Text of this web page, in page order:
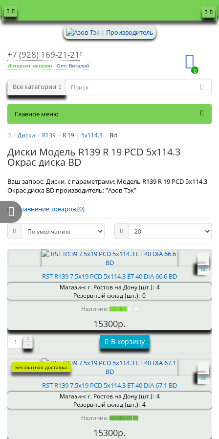
+7 (928) 169-21-21
Интернет магазин Опт: Виталий
0
Все категории
Главное меню
Диски R139 R 19 5x114.3 Bd
Диски Модель R139 R 19 PCD 5x114.3
Окрас диска BD
Ваш запрос: Диски, с параметрами: Модель R139 R 19 PCD 5x114.3
Окрас диска BD производитель: "Азов-Тэк"
Сравнение товаров (0)
RST R139 7.5x19 PCD 5x114.3 ET 40 DIA 66.6 BD
Магазин: г. Ростов на Дону (шт.): 4
Резервный склад (шт.): 0
Наличие:
15300р.
В корзину
Бесплатная доставка
RST R139 7.5x19 PCD 5x114.3 ET 40 DIA 67.1 BD
Магазин: г. Ростов на Дону (шт.): 4
Резервный склад (шт.): 4
Наличие:
15300р.